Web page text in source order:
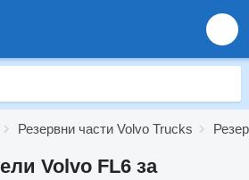
Резервни части Volvo Trucks
Volvo FL6 за